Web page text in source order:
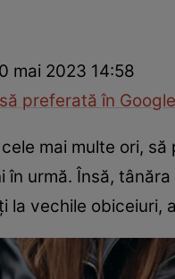
mai 2023 14:58
preferată în Google
mai multe ori,
în urmă. Însă,
la vechile obiceiuri,